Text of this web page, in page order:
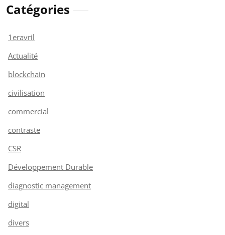
Catégories
1eravril
Actualité
blockchain
civilisation
commercial
contraste
CSR
Développement Durable
diagnostic management
digital
divers